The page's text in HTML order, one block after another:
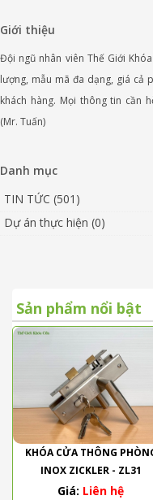
Giới thiệu
Đội ngũ nhân viên Thế Giới
lượng, mẫu mã đa dạng, giá cả
khách hàng. Mọi thông tin cần
(Mr. Tuấn)
Danh mục
TIN TỨC (501)
Dự án thực hiện (0)
Sản phẩm nổi bật
KHÓA CỬA THÔNG
INOX ZICKLER - ZL31
Giá: Liên hệ